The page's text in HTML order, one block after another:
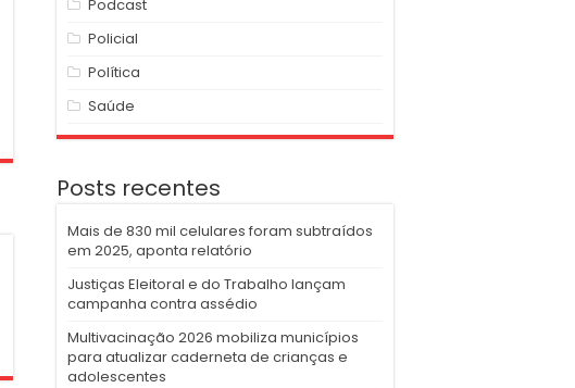
Podcast
Policial
Política
Saúde
Posts recentes
Mais de 830 mil celulares foram subtraídos
em 2025, aponta relatório
Justiças Eleitoral e do Trabalho lançam
campanha contra assédio
Multivacinação 2026 mobiliza municípios
para atualizar caderneta de crianças e
adolescentes